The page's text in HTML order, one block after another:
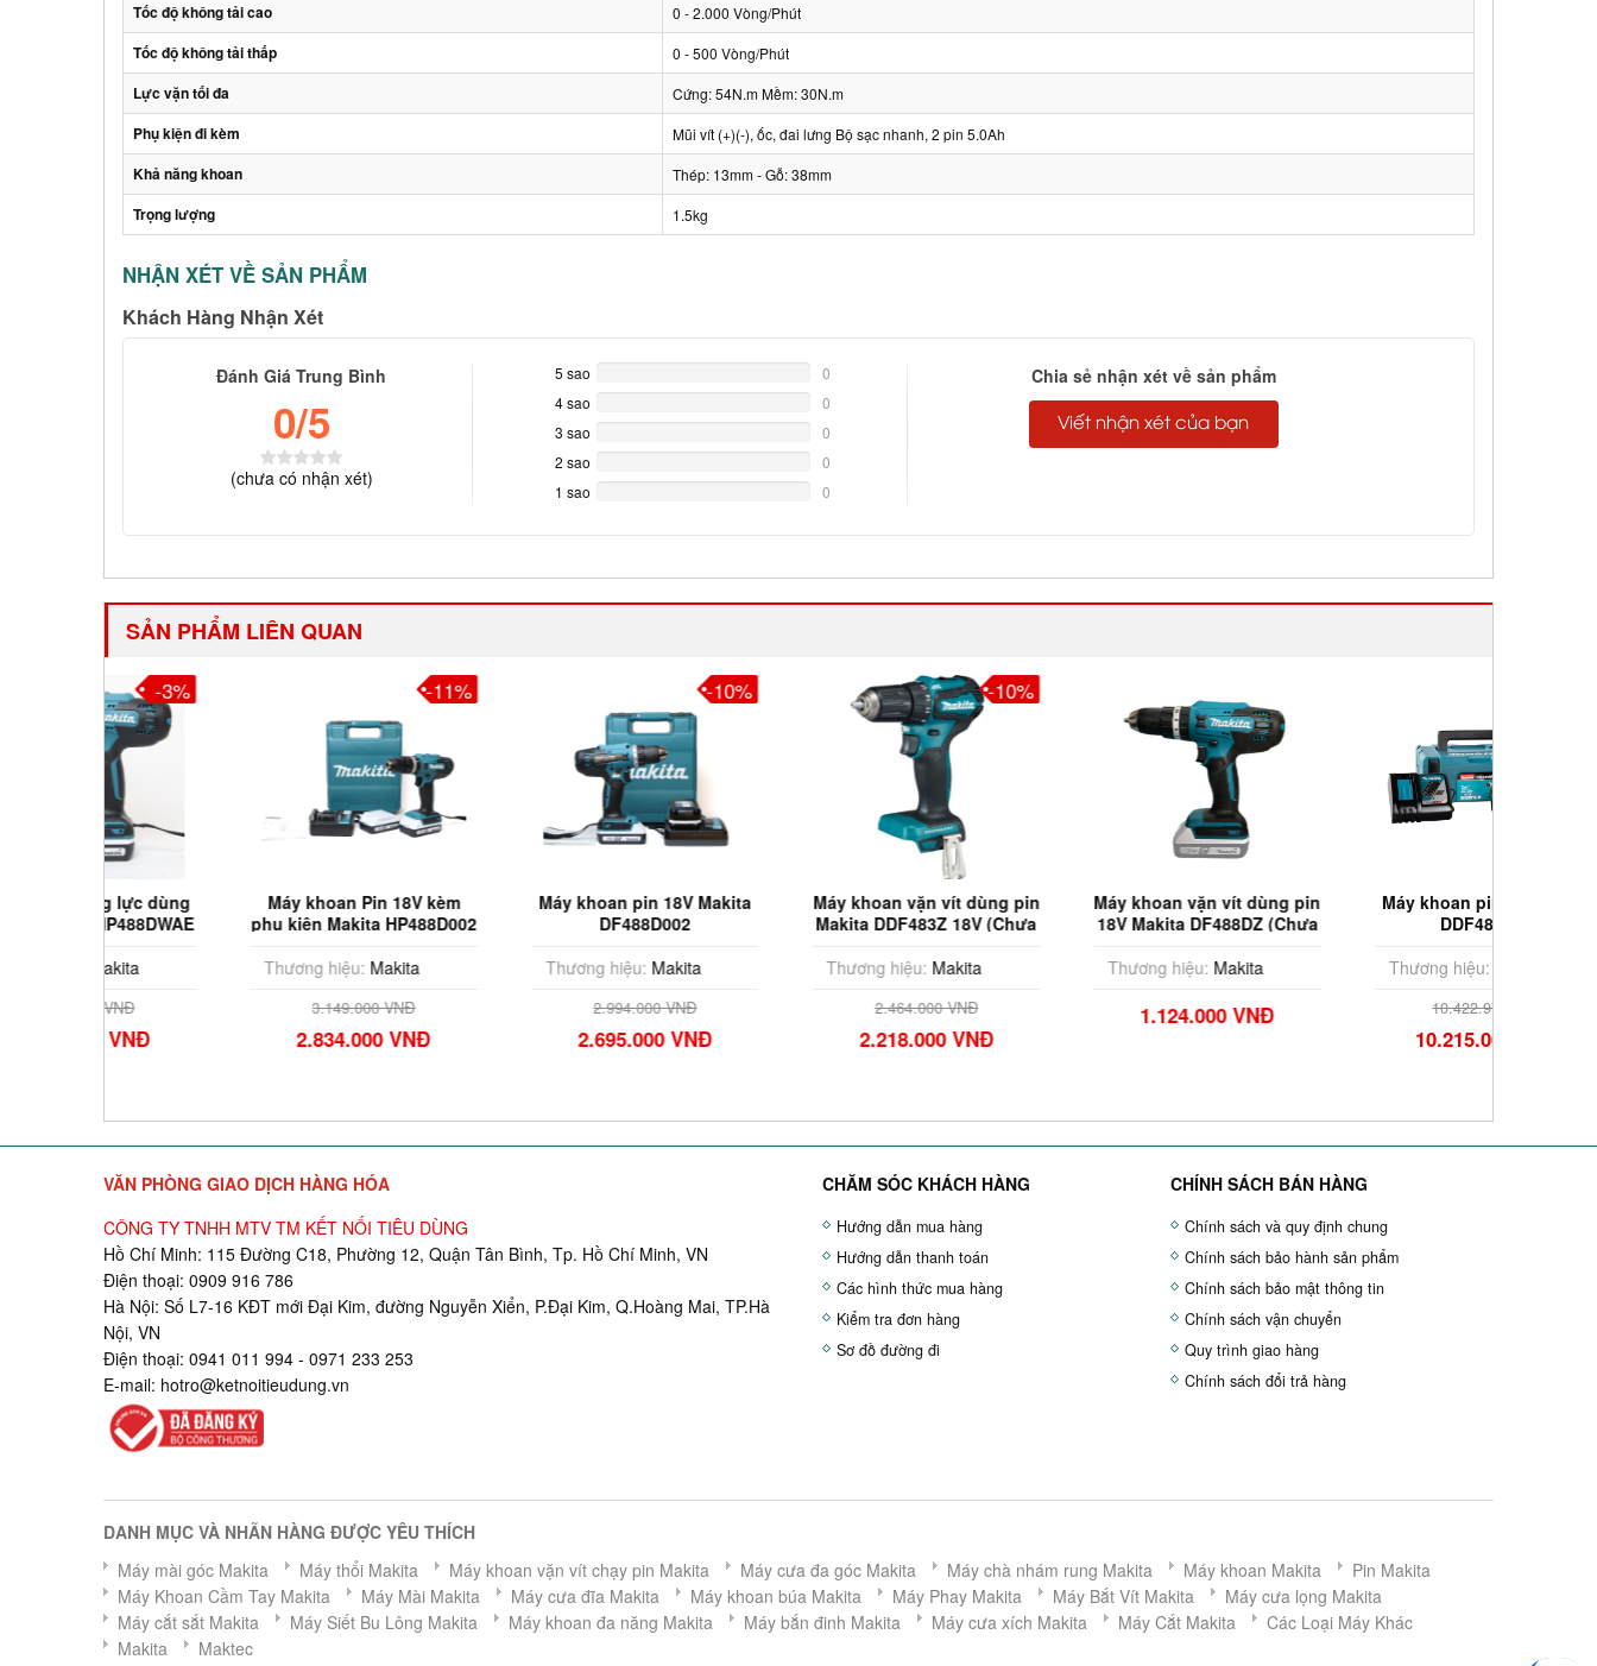
Tốc độ không tải cao 0 - 2.000 Vòng/Phút
Tốc độ không tải thấp 0 - 500 Vòng/Phút
Lực vặn tối đa Cứng: 54N.m Mềm: 30N.m
Phụ kiện đi kèm Mũi vít (+)(-), ốc, đai lưng Bộ sạc nhanh, 2 pin 5.0Ah
Khả năng khoan Thép: 13mm - Gỗ: 38mm
Trọng lượng 1.5kg
NHẬN XÉT VỀ SẢN PHẨM
Khách Hàng Nhận Xét
Đánh Giá Trung Bình
0/5
(chưa có nhận xét)
5 sao
Complete
0
4 sao
Complete
0
3 sao
Complete
0
2 sao
Complete
0
1 sao
0
Chia sẻ nhận xét về sản phẩm
Viết nhận xét của bạn
SẢN PHẨM LIÊN QUAN
Máy khoan Pin 18V kèm
phụ kiện Makita HP488D002
Thương hiệu:
Makita
2.834.000 VNĐ
Máy khoan pin 18V Makita
DF488D002
Thương hiệu:
Makita
2.695.000 VNĐ
Máy khoan vặn vít dùng pin
Makita DDF483Z 18V (Chưa
Thương hiệu:
Makita
2.218.000 VNĐ
-10%
Máy khoan vặn vít dùng pin
18V Makita DF488DZ (Chưa
Thương hiệu:
Makita
1.124.000 VNĐ
Máy khoan pin 18V Makita
DDF486RTE
Thương hiệu:
Makita
10.215.000 VNĐ
VĂN PHÒNG GIAO DỊCH HÀNG HÓA
CÔNG TY TNHH MTV TM KẾT NỐI TIÊU DÙNG
Hồ Chí Minh: 115 Đường C18, Phường 12, Quận Tân Bình, Tp. Hồ Chí Minh, VN
Điện thoại: 0909 916 786
Hà Nội: Số L7-16 KĐT mới Đại Kim, đường Nguyễn Xiển, P.Đại Kim, Q.Hoàng Mai, TP.Hà
Nội, VN
Điện thoại: 0941 011 994 - 0971 233 253
E-mail: hotro@ketnoitieudung.vn
CHĂM SÓC KHÁCH HÀNG
Hướng dẫn mua hàng
Hướng dẫn thanh toán
Các hình thức mua hàng
Kiểm tra đơn hàng
Sơ đồ đường đi
CHÍNH SÁCH BÁN HÀNG
Chính sách và quy định chung
Chính sách bảo hành sản phẩm
Chính sách bảo mật thông tin
Chính sách vận chuyển
Quy trình giao hàng
Chính sách đổi trả hàng
DANH MỤC VÀ NHÃN HÀNG ĐƯỢC YÊU THÍCH
Máy mài góc Makita
Máy thổi Makita Máy khoan vặn vít chạy pin Makita Máy cưa đa góc Makita Máy chà nhám rung Makita Máy khoan Makita
Pin Makita
Máy Khoan Cầm Tay Makita
Máy Mài Makita Máy cưa đĩa Makita Máy khoan búa Makita Máy Phay Makita Máy Bắt Vít Makita
Máy cưa lọng Makita
Máy cắt sắt Makita
Máy Siết Bu Lông Makita Máy khoan đa năng Makita Máy bắn đinh Makita Máy cưa xích Makita Máy Cắt Makita
Các Loại Máy Khác
Makita
Maktec